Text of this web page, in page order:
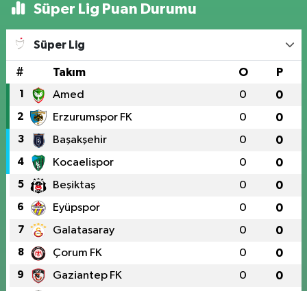
Süper Lig Puan Durumu
Süper Lig
# Takım O P
1 Amed 0 0
2 Erzurumspor FK 0 0
3 Başakşehir 0 0
4 Kocaelispor 0 0
5 Beşiktaş 0 0
6 Eyüpspor 0 0
7 Galatasaray 0 0
8 Çorum FK 0 0
9 Gaziantep FK 0 0